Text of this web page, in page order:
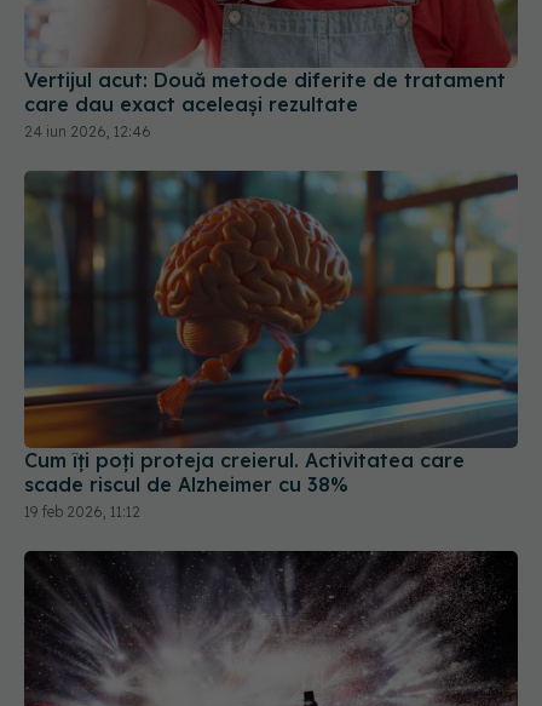
Vertijul acut: Două metode diferite de tratament
care dau exact aceleași rezultate
24 iun 2026, 12:46
Cum îți poți proteja creierul. Activitatea care
scade riscul de Alzheimer cu 38%
19 feb 2026, 11:12